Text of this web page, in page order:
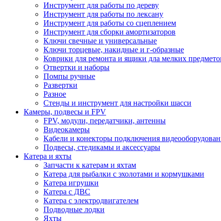
Инструмент для работы по дереву
Инструмент для работы по лексану
Инструмент для работы со сцеплением
Инструмент для сборки амортизаторов
Ключи свечные и универсальные
Ключи торцевые, накидные и г-образные
Коврики для ремонта и ящики дла мелких
Отвертки и наборы
Помпы ручные
Развертки
Разное
Стенды и инструмент для настройки шасси
Камеры, подвесы и FPV
FPV, модули, передатчики, антенны
Видеокамеры
Кабели и конекторы подключения
Подвесы, стедикамы и аксессуары
Катера и яхты
Запчасти к катерам и яхтам
Катера для рыбалки с эхолотами и кормушками
Катера игрушки
Катера с ДВС
Катера с электродвигателем
Подводные лодки
Яхты